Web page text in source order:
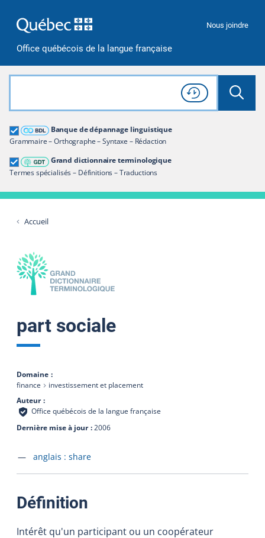
Office québécois de la langue française
Nous joindre
Rechercher dans tout le site
Lancer
Consulter l'
Historique
de recherche
Banque de dépannage linguistique
Grammaire – Orthographe – Syntaxe – Rédaction
Grand dictionnaire terminologique
Termes spécialisés – Définitions – Traductions
Grand dictionnaire terminologique
Restreindre aux termes
Accueil
part sociale
Domaine
finance
investissement et placement
Auteur
Office québécois de la langue française
Dernière mise à jour 2006
Accéder à la fiche en
anglais : share
Définition
Intérêt qu'un participant ou un coopérateur